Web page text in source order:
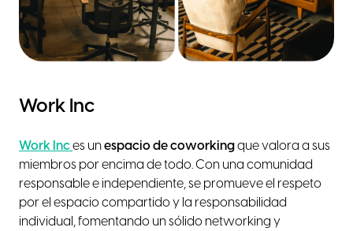
Work Inc
Work Inc es unespacio de coworkingque valora a sus
miembros por encima de todo. Con una comunidad
responsable e independiente, se promueve el respeto
por el espacio compartido y la responsabilidad
individual, fomentando un sólido networking y